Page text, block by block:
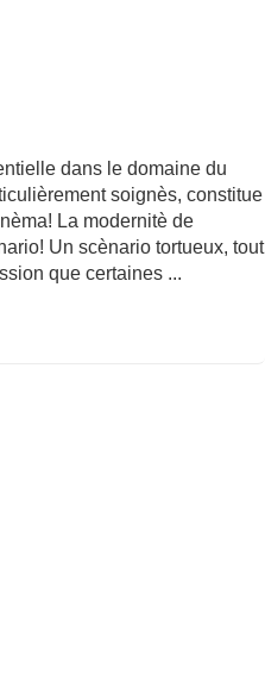
dans le domaine du
soignès, constitue
La modernitè de
Un scènario tortueux, tout
que certaines ...